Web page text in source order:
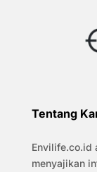
Tentang
Envilife.co.id
menyajikan